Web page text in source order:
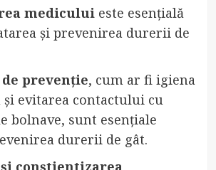
medicului este esențială
și prevenirea durerii de
prevenție, cum ar fi igiena
și evitarea contactului cu
bolnave, sunt esențiale
durerii de gât.
conștientizarea